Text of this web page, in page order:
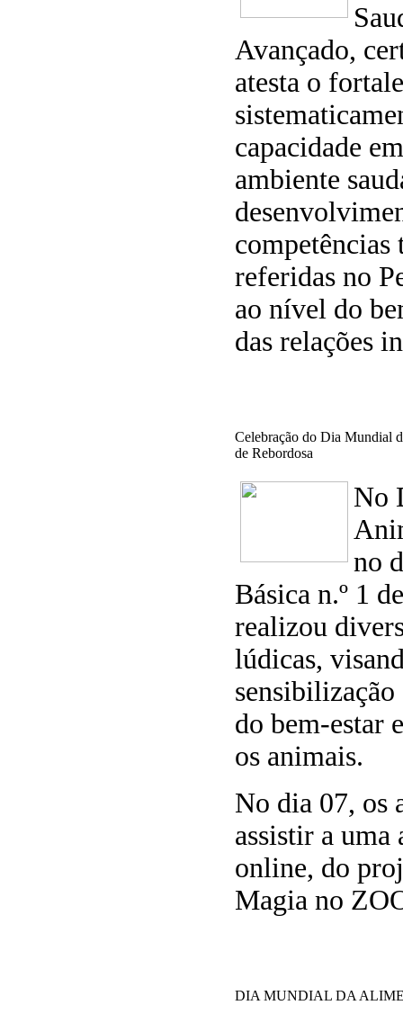
Avançado,
atesta o
capacidade
ambiente
competências
referidas no
ao nível do
das relações
Celebração do Dia Mundial
de Rebordosa
No
no
Básica n.º 1
realizou
lúdicas,
do bem-estar
os animais.
No dia 07, os
assistir a uma
online, do
Magia no
DIA MUNDIAL DA